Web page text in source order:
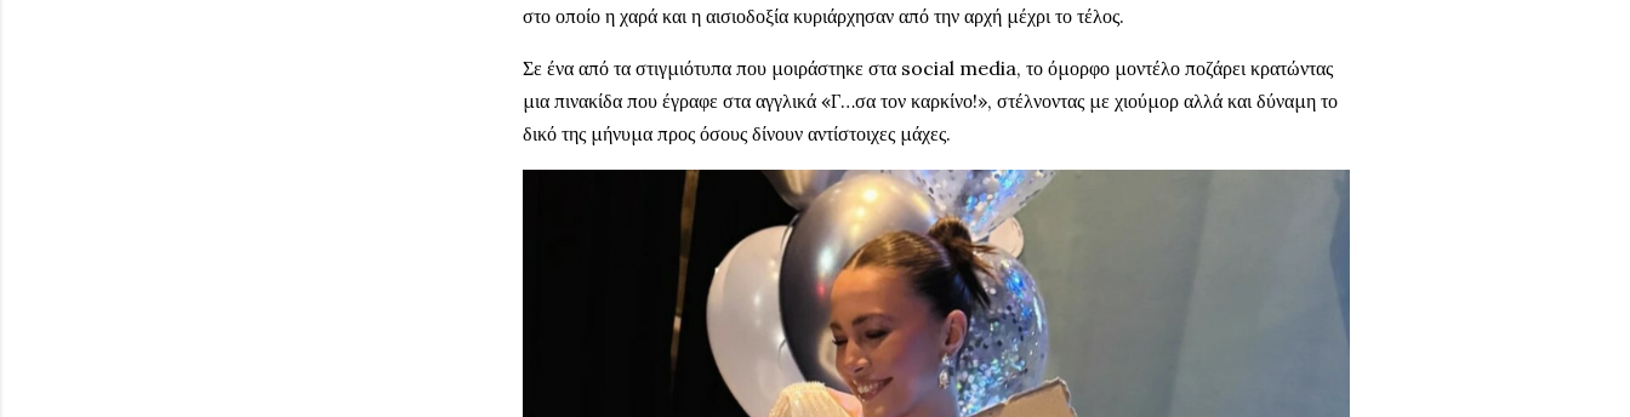
στο οποίο η χαρά και η αισιοδοξία κυριάρχησαν από την αρχή μέχρι το τέλος.
Σε ένα από τα στιγμιότυπα που μοιράστηκε στα social media, το όμορφο μοντέλο ποζάρει κρατώντας
μια πινακίδα που έγραφε στα αγγλικά «Γ…σα τον καρκίνο!», στέλνοντας με χιούμορ αλλά και δύναμη το
δικό της μήνυμα προς όσους δίνουν αντίστοιχες μάχες.